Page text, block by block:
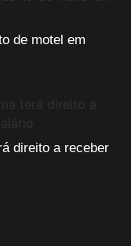
de motel em
direito a receber